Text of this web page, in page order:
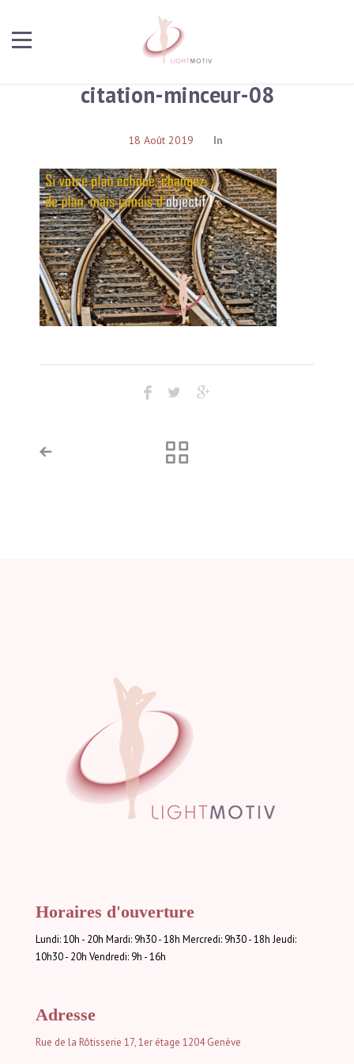
citation-minceur-08
18 Août 2019 In
Horaires d'ouverture
Lundi: 10h - 20h Mardi: 9h30 - 18h Mercredi: 9h30 - 18h Jeudi:
10h30 - 20h Vendredi: 9h - 16h
Adresse
Rue de la Rôtisserie 17, 1er étage 1204 Genève